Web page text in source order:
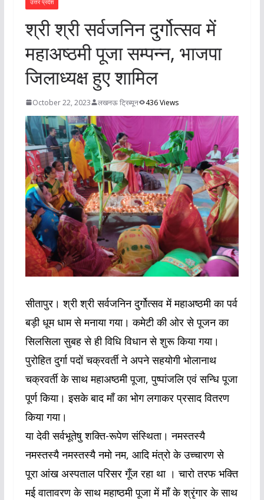
श्री श्री सर्वजनिन दुर्गोत्सव में
महाअष्ठमी पूजा सम्पन्न, भाजपा
जिलाध्यक्ष हुए शामिल
October 22, 2023 लखनऊ ट्रिब्यून 436 Views
सीतापुर। श्री श्री सर्वजनिन दुर्गोत्सव में महाअष्ठमी का पर्व
बड़ी धूम धाम से मनाया गया। कमेटी की ओर से पूजन का
सिलसिला सुबह से ही विधि विधान से शुरू किया गया।
पुरोहित दुर्गा पदों चक्रवर्ती ने अपने सहयोगी भोलानाथ
चक्रवर्ती के साथ महाअष्ठमी पूजा, पुष्पांजलि एवं सन्धि पूजा
पूर्ण किया। इसके बाद माँ का भोग लगाकर प्रसाद वितरण
किया गया।
या देवी सर्वभूतेषु शक्ति-रूपेण संस्थिता। नमस्तस्यै
नमस्तस्यै नमस्तस्यै नमो नम, आदि मंत्रो के उच्चारण से
पूरा आंख अस्पताल परिसर गूँज रहा था । चारो तरफ भक्ति
मई वातावरण के साथ महाष्ठमी पूजा में माँ के श्रृंगार के साथ